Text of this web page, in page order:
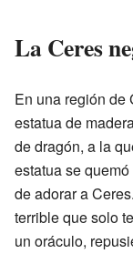
La Ceres
En una región de
estatua de
de dragón, a la
estatua se
de adorar a
terrible que solo
un oráculo,